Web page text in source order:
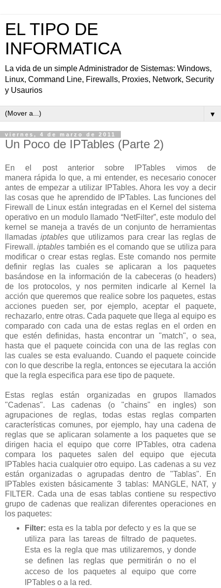
EL TIPO DE
INFORMATICA
La vida de un simple Administrador de Sistemas: Windows,
Linux, Command Line, Firewalls, Proxies, Network, Security
y Usaurios
▼
viernes, 4 de marzo de 2011
Un Poco de IPTables (Parte 2)
En el post anterior sobre IPTables vimos de
manera rápida lo que, a mi entender, es necesario conocer
antes de empezar a utilizar IPTables. Ahora les voy a decir
las cosas que he aprendido de IPTables. Las funciones del
Firewall de Linux están integradas en el Kernel del sistema
operativo en un modulo llamado “NetFilter”, este modulo del
kernel se maneja a través de un conjunto de herramientas
llamadasiptables que utilizamos para crear las reglas de
Firewall.iptables también es el comando que se utiliza para
modificar o crear estas reglas. Este comando nos permite
definir reglas las cuales se aplicaran a los paquetes
basándose en la información de la cabeceras (o headers)
de los protocolos, y nos permiten indicarle al Kernel la
acción que queremos que realice sobre los paquetes, estas
acciones pueden ser, por ejemplo, aceptar el paquete,
rechazarlo, entre otras. Cada paquete que llega al equipo es
comparado con cada una de estas reglas en el orden en
que estén definidas, hasta encontrar un "match", o sea,
hasta que el paquete coincida con una de las reglas con
las cuales se esta evaluando. Cuando el paquete coincide
con lo que describe la regla, entonces se ejecutara la acción
que la regla especifica para ese tipo de paquete.
Estas reglas están organizadas en grupos llamados
"Cadenas". Las cadenas (o "chains" en ingles) son
agrupaciones de reglas, todas estas reglas comparten
características comunes, por ejemplo, hay una cadena de
reglas que se aplicaran solamente a los paquetes que se
dirigen hacia el equipo que corre IPTables, otra cadena
compara los paquetes salen del equipo que ejecuta
IPTables hacia cualquier otro equipo. Las cadenas a su vez
están organizadas o agrupadas dentro de "Tablas". En
IPTables existen básicamente 3 tablas: MANGLE, NAT, y
FILTER. Cada una de esas tablas contiene su respectivo
grupo de cadenas que realizan diferentes operaciones en
los paquetes:
Filter: esta es la tabla por defecto y es la que se
utiliza para las tareas de filtrado de paquetes.
Esta es la regla que mas utilizaremos, y donde
se definen las reglas que permitirán o no el
acceso de los paquetes al equipo que corre
IPTables o a la red.